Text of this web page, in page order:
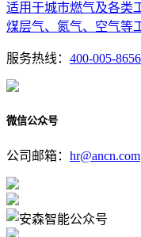
适用于城市燃气及各类
煤层气、氮气、空气等
服务热线： 400-005-8656
微信公众号
公司邮箱： hr@ancn.com